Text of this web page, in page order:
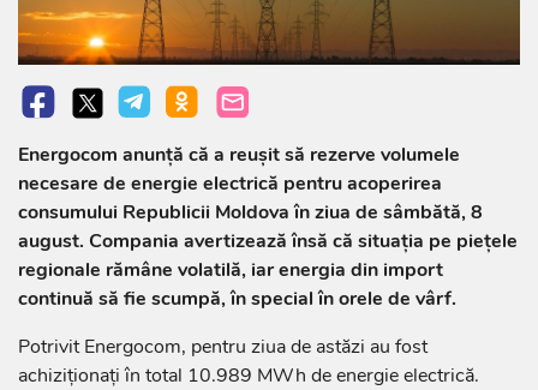
Energocom anunță că a reușit să rezerve volumele
necesare de energie electrică pentru acoperirea
consumului Republicii Moldova în ziua de sâmbătă, 8
august. Compania avertizează însă că situația pe piețele
regionale rămâne volatilă, iar energia din import
continuă să fie scumpă, în special în orele de vârf.
Potrivit Energocom, pentru ziua de astăzi au fost
achiziționați în total 10.989 MWh de energie electrică.